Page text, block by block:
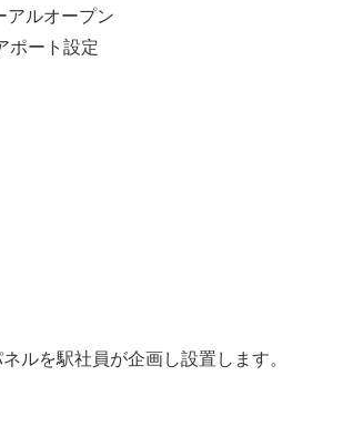
ルオープン
ポート設定
ルを駅社員が企画し設置します。